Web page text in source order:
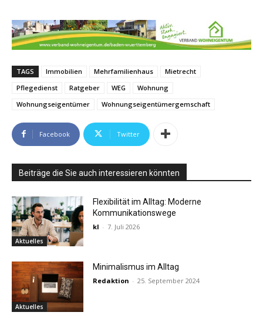
TAGS Immobilien Mehrfamilienhaus
Mietrecht
Pflegedienst
Ratgeber WEG
Wohnung
Wohnungseigentümer
Wohnungseigentümergemschaft
Facebook Twitter
Beiträge die Sie auch interessieren könnten
Aktuelles
Flexibilität im Alltag: Moderne
Kommunikationswege
kl - 7. Juli 2026
Aktuelles
Minimalismus im Alltag
Redaktion - 25. September 2024